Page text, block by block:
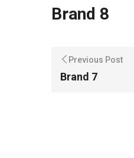
Brand 8
Previous Post
Brand 7